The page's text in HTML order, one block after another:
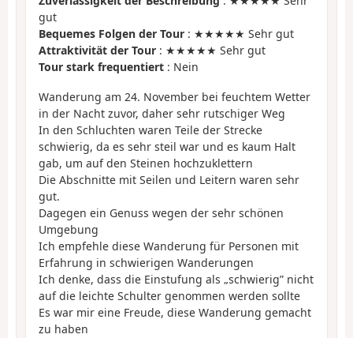
gut
Bequemes Folgen der Tour : ★★★★★ Sehr gut
Attraktivität der Tour : ★★★★★ Sehr gut
Tour stark frequentiert : Nein
Wanderung am 24. November bei feuchtem Wetter
in der Nacht zuvor, daher sehr rutschiger Weg
In den Schluchten waren Teile der Strecke
schwierig, da es sehr steil war und es kaum Halt
gab, um auf den Steinen hochzuklettern
Die Abschnitte mit Seilen und Leitern waren sehr
gut.
Dagegen ein Genuss wegen der sehr schönen
Umgebung
Ich empfehle diese Wanderung für Personen mit
Erfahrung in schwierigen Wanderungen
Ich denke, dass die Einstufung als „schwierig” nicht
auf die leichte Schulter genommen werden sollte
Es war mir eine Freude, diese Wanderung gemacht
zu haben